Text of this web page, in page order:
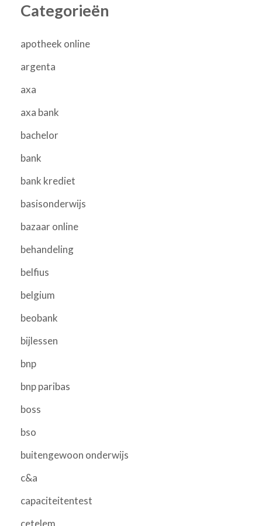
Categorieën
apotheek online
argenta
axa
axa bank
bachelor
bank
bank krediet
basisonderwijs
bazaar online
behandeling
belfius
belgium
beobank
bijlessen
bnp
bnp paribas
boss
bso
buitengewoon onderwijs
c&a
capaciteitentest
cetelem